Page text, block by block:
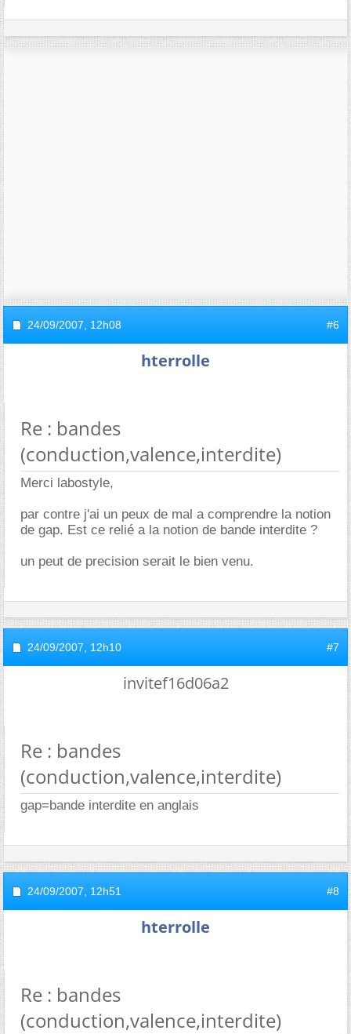
24/09/2007, 12h08 #6
hterrolle
Re : bandes
(conduction,valence,interdite)
Merci labostyle,
par contre j'ai un peux de mal a comprendre la notion
de gap. Est ce relié a la notion de bande interdite ?
un peut de precision serait le bien venu.
24/09/2007, 12h10 #7
invitef16d06a2
Re : bandes
(conduction,valence,interdite)
gap=bande interdite en anglais
24/09/2007, 12h51 #8
hterrolle
Re : bandes
(conduction,valence,interdite)